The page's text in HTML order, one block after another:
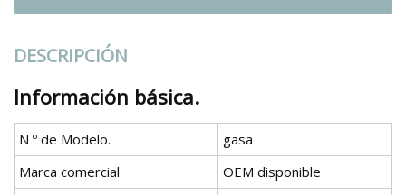
DESCRIPCIÓN
Información básica.
N º de Modelo.
gasa
Marca comercial
OEM disponible